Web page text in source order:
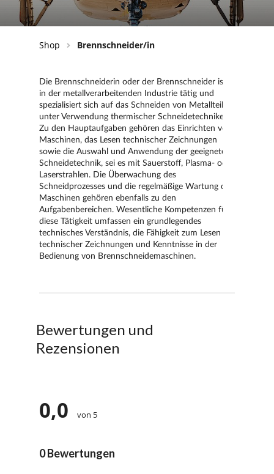
Shop Brennschneider/in
Bewertungen und
Rezensionen
0,0 von 5
0 Bewertungen